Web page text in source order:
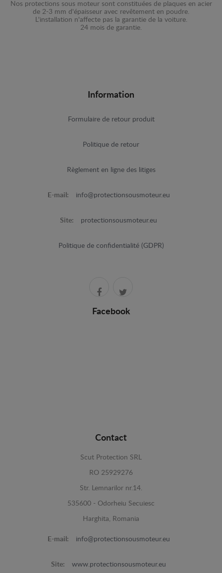
Nos protections sous moteur sont constituées de plaques en acier
de 2-3 mm d'épaisseur avec revêtement en poudre.
L'installation n'affecte pas la garantie de la voiture.
24 mois de garantie.
Information
Formulaire de retour produit
Politique de retour
Règlement en ligne des litiges
E-mail: info@protectionsousmoteur.eu
Site: protectionsousmoteur.eu
Politique de confidentialité (GDPR)
Facebook
Contact
Scut Protection SRL
RO 25929276
Str. Lemnarilor nr.14.
535600 - Odorheiu Secuiesc
Harghita, Romania
E-mail: info@protectionsousmoteur.eu
Site: www.protectionsousmoteur.eu